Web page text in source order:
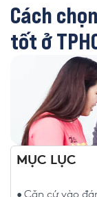
Cách
tốt ở
MỤC LỤC
Căn cứ vào